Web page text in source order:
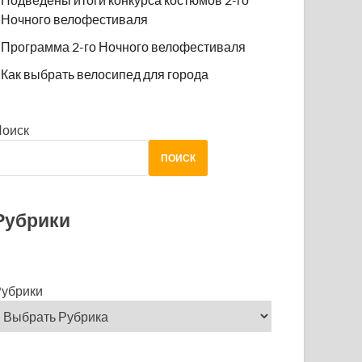
Ночного велофестиваля
Программа 2-го Ночного велофестиваля
Как выбрать велосипед для города
ПОИСК